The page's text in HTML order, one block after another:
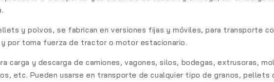
y polvos, se fabrican en versiones fijas y móviles, para transporte
por toma fuerza de tractor o motor estacionario.
carga y descarga de camiones, vagones, silos, bodegas, extrusoras,
etc. Pueden usarse en transporte de cualquier tipo de granos,